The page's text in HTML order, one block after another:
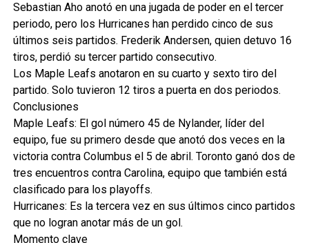
Sebastian Aho anotó en una jugada de poder en el tercer
periodo, pero los Hurricanes han perdido cinco de sus
últimos seis partidos. Frederik Andersen, quien detuvo 16
tiros, perdió su tercer partido consecutivo.
Los Maple Leafs anotaron en su cuarto y sexto tiro del
partido. Solo tuvieron 12 tiros a puerta en dos periodos.
Conclusiones
Maple Leafs: El gol número 45 de Nylander, líder del
equipo, fue su primero desde que anotó dos veces en la
victoria contra Columbus el 5 de abril. Toronto ganó dos de
tres encuentros contra Carolina, equipo que también está
clasificado para los playoffs.
Hurricanes: Es la tercera vez en sus últimos cinco partidos
que no logran anotar más de un gol.
Momento clave